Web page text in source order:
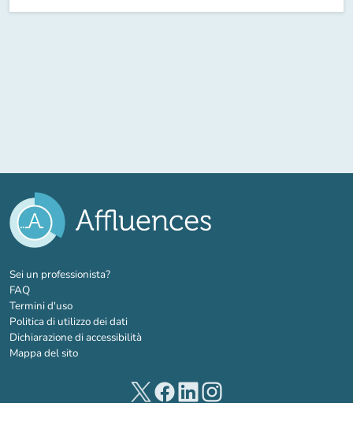
Sei un professionista?(nuova scheda)
FAQ
Termini d'uso
Politica di utilizzo dei dati
Dichiarazione di accessibilità
Mappa del sito
(nuova scheda)
(nuova scheda)
(nuova scheda)